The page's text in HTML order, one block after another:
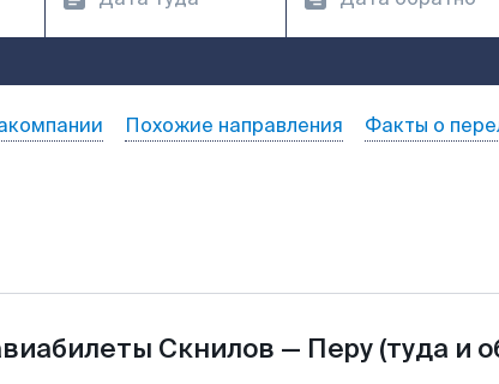
Похожие направления Факты о
Скнилов — Перу (туда и